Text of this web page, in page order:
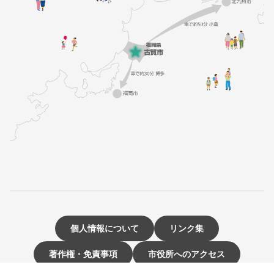
個人情報について リンク集
著作権・免責事項 市役所へのアクセス